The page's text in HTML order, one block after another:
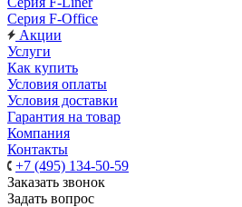
Серия F-Office
Акции
Услуги
Как купить
Условия оплаты
Условия доставки
Гарантия на товар
Компания
Контакты
+7 (495) 134-50-59
Заказать звонок
Задать вопрос